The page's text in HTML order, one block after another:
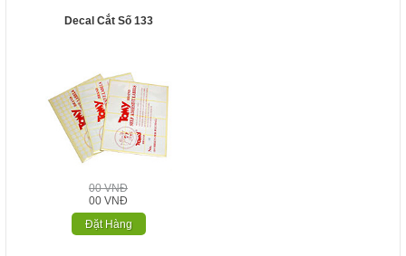
Decal Cắt Số 133
00 VNĐ
00 VNĐ
Đặt Hàng